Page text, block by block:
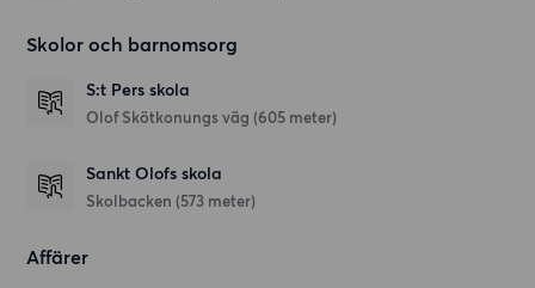
Skolor och barnomsorg
S:t Pers skola
Olof Skötkonungs väg (605 meter)
Sankt Olofs skola
Skolbacken (573 meter)
Affärer